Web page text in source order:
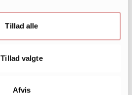
Tillad alle
Tillad valgte
Afvis
242.000